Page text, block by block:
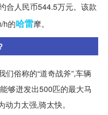
合人民币544.5万元。该款
h的哈雷摩。
俗称的“道奇战斧”,车辆
够迸发出500匹的最大马
力太强,骑太快。